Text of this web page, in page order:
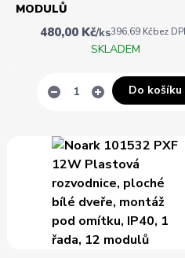
MODULŮ
480,00 Kč/ks396,69 Kčbez
SKLADEM
Do košíku